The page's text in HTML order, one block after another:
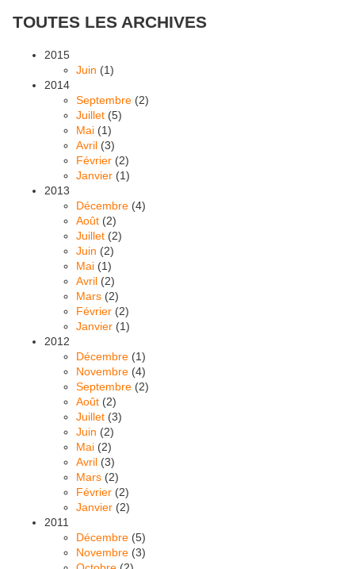
TOUTES LES ARCHIVES
2015
Juin (1)
2014
Septembre (2)
Juillet (5)
Mai (1)
Avril (3)
Février (2)
Janvier (1)
2013
Décembre (4)
Août (2)
Juillet (2)
Juin (2)
Mai (1)
Avril (2)
Mars (2)
Février (2)
Janvier (1)
2012
Décembre (1)
Novembre (4)
Septembre (2)
Août (2)
Juillet (3)
Juin (2)
Mai (2)
Avril (3)
Mars (2)
Février (2)
Janvier (2)
2011
Décembre (5)
Novembre (3)